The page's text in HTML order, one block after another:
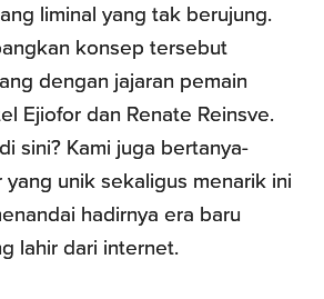
liminal yang tak berujung.
konsep tersebut
dengan jajaran pemain
Ejiofor dan Renate Reinsve.
sini? Kami juga bertanya-
yang unik sekaligus menarik ini
hadirnya era baru
lahir dari internet.